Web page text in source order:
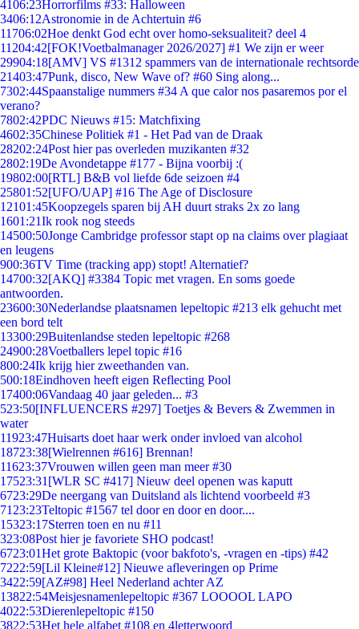
4106:23Horrorfilms #33: Halloween
3406:12Astronomie in de Achtertuin #6
11706:02Hoe denkt God echt over homo-seksualiteit? deel 4
11204:42[FOK!Voetbalmanager 2026/2027] #1 We zijn er weer
29904:18[AMV] VS #1312 spammers van de internationale rechtsorde
21403:47Punk, disco, New Wave of? #60 Sing along...
7302:44Spaanstalige nummers #34 A que calor nos pasaremos por el
verano?
7802:42PDC Nieuws #15: Matchfixing
4602:35Chinese Politiek #1 - Het Pad van de Draak
28202:24Post hier pas overleden muzikanten #32
2802:19De Avondetappe #177 - Bijna voorbij :(
19802:00[RTL] B&B vol liefde 6de seizoen #4
25801:52[UFO/UAP] #16 The Age of Disclosure
12101:45Koopzegels sparen bij AH duurt straks 2x zo lang
1601:21Ik rook nog steeds
14500:50Jonge Cambridge professor stapt op na claims over plagiaat
en leugens
900:36TV Time (tracking app) stopt! Alternatief?
14700:32[AKQ] #3384 Topic met vragen. En soms goede
antwoorden.
23600:30Nederlandse plaatsnamen lepeltopic #213 elk gehucht met
een bord telt
13300:29Buitenlandse steden lepeltopic #268
24900:28Voetballers lepel topic #16
800:24Ik krijg hier zweethanden van.
500:18Eindhoven heeft eigen Reflecting Pool
17400:06Vandaag 40 jaar geleden... #3
523:50[INFLUENCERS #297] Toetjes & Bevers & Zwemmen in
water
11923:47Huisarts doet haar werk onder invloed van alcohol
18723:38[Wielrennen #616] Brennan!
11623:37Vrouwen willen geen man meer #30
17523:31 [WLR SC #417] Nieuw deel openen was kaputt
6723:29De neergang van Duitsland als lichtend voorbeeld #3
71 23:23Teltopic #1567 tel door en door en door....
15323:17Sterren toen en nu #11
323:08Post hier je favoriete SHO podcast!
6723:01Het grote Baktopic (voor bakfoto's, -vragen en -tips) #42
7222:59[Lil Kleine#12] Nieuwe afleveringen op Prime
3422:59[AZ#98] Heel Nederland achter AZ
13822:54Meisjesnamenlepeltopic #367 LOOOOL LAPO
4022:53Dierenlepeltopic #150
3822:53Het hele alfabet #108 en 4letterwoord